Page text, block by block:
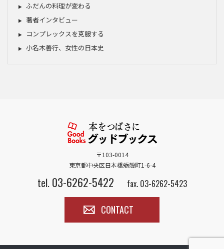
ふだんの料理が変わる
著者インタビュー
コンプレックスを克服する
小名木善行、女性の日本史
〒103-0014
東京都中央区日本橋蛎殻町1-6-4
tel.03-6262-5422 fax. 03-6262-5423
CONTACT